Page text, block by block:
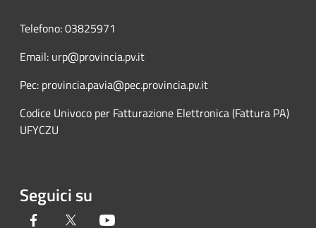
Telefono: 03825971
Email: urp@provincia.pv.it
Pec: provincia.pavia@pec.provincia.pv.it
Codice Univoco per Fatturazione Elettronica (Fattura PA)
UFYCZU
Seguici su
Facebook Twitter